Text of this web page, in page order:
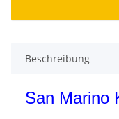
Beschreibung
San Marino